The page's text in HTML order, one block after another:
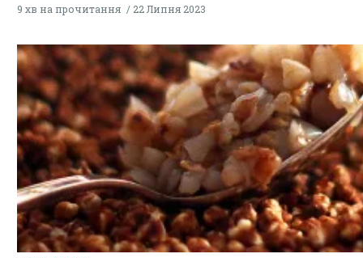
9 хв на прочитання 22 Липня 2023